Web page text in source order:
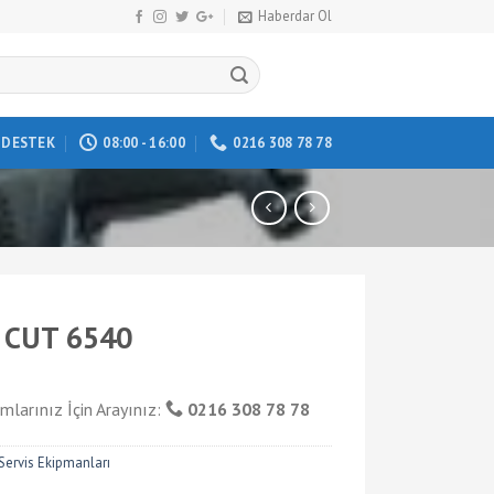
Haberdar Ol
DESTEK 08:00 - 16:00 0216 308 78 78
6540
İçin Arayınız: 0216 308 78 78
Ekipmanları